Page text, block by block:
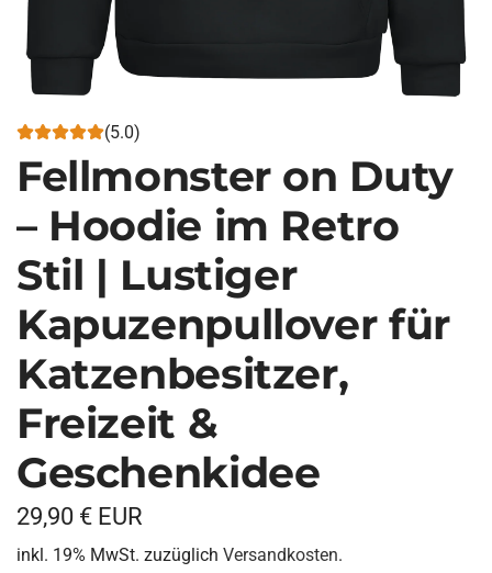
(5.0)
Fellmonster on Duty
– Hoodie im Retro
Stil | Lustiger
Kapuzenpullover für
Katzenbesitzer,
Freizeit &
Geschenkidee
R
e
29,90 € EUR
inkl. 19% MwSt. zuzüglich Versandkosten.